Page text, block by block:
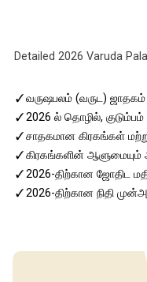
Detailed 2026 Varuda
✓வருஷபலம் (வருட) ஜாதகம்
✓2026 ல் தொழில்,
✓சாதகமான கிரகங்கள்
✓கிரகங்களின்
✓2026-திற்கான ஜோதிட
✓2026-திற்கான நிதி